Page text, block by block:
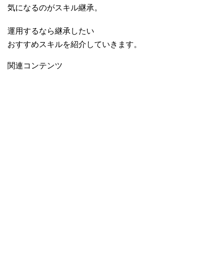
気になるのがスキル継承。
運用するなら継承したい
おすすめスキルを紹介していきます。
関連コンテンツ